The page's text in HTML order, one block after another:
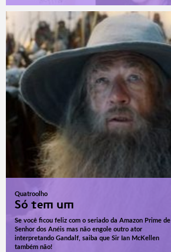
Quatroolho
Só tem um
Se você ficou feliz com o seriado da Amazon Prime de
Senhor dos Anéis mas não engole outro ator
interpretando Gandalf, saiba que Sir Ian McKellen
também não!